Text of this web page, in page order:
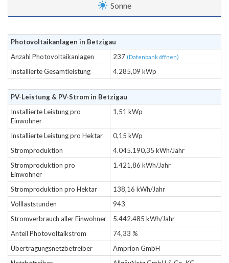
Sonne
Photovoltaikanlagen in Betzigau
Anzahl Photovoltaikanlagen
237 (Datenbank öffnen)
Installierte Gesamtleistung 4.285,09 kWp
PV-Leistung & PV-Strom in Betzigau
Installierte Leistung pro
Einwohner
1,51 kWp
Installierte Leistung pro Hektar
0,15 kWp
Stromproduktion
4.045.190,35 kWh/Jahr
Stromproduktion pro
Einwohner
1.421,86 kWh/Jahr
Stromproduktion pro Hektar
138,16 kWh/Jahr
Volllaststunden
943
Stromverbrauch aller Einwohner
5.442.485 kWh/Jahr
Anteil Photovoltaikstrom
74,33 %
Übertragungsnetzbetreiber
Amprion GmbH